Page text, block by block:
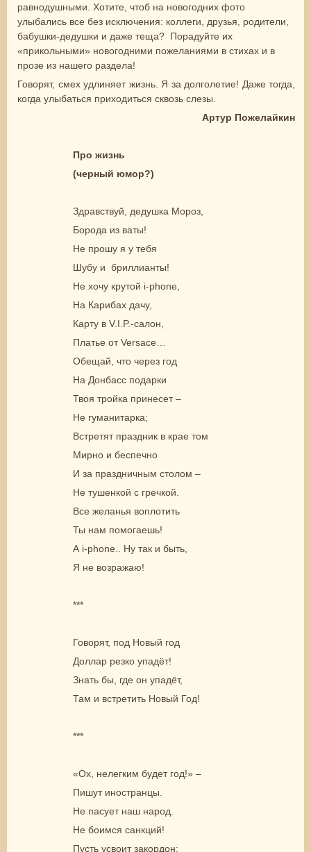
равнодушными. Хотите, чтоб на новогодних фото
улыбались все без исключения: коллеги, друзья, родители,
бабушки-дедушки и даже теща? Порадуйте их
«прикольными» новогодними пожеланиями в стихах и в
прозе из нашего раздела!
Говорят, смех удлиняет жизнь. Я за долголетие! Даже тогда,
когда улыбаться приходиться сквозь слезы.
Артур Пожелайкин
Про жизнь
(черный юмор?)
Здравствуй, дедушка Мороз,
Борода из ваты!
Не прошу я у тебя
Шубу и бриллианты!
Не хочу крутой i-phone,
На Карибах дачу,
Карту в V.I.P.-салон,
Платье от Versace…
Обещай, что через год
На Донбасс подарки
Твоя тройка принесет –
Не гуманитарка;
Встретят праздник в крае том
Мирно и беспечно
И за праздничным столом –
Не тушенкой с гречкой.
Все желанья воплотить
Ты нам помогаешь!
А i-phone.. Ну так и быть,
Я не возражаю!
***
Говорят, под Новый год
Доллар резко упадёт!
Знать бы, где он упадёт,
Там и встретить Новый Год!
***
«Ох, нелегким будет год!» –
Пишут иностранцы.
Не пасует наш народ.
Не боимся санкций!
Пусть усвоит закордон: